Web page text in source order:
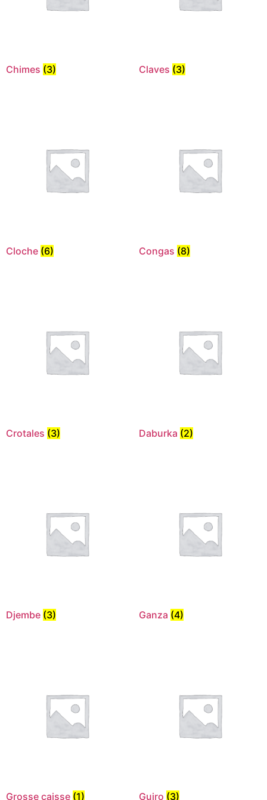
Chimes (3) Claves (3)
Cloche (6) Congas (8)
Crotales (3) Daburka (2)
Djembe (3) Ganza (4)
Grosse caisse (1) Guiro (3)